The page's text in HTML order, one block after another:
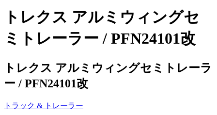
トレクス アルミウィングセ
ミトレーラー / PFN24101改
トレクス アルミウィングセミトレーラ
ー / PFN24101改
トラック & トレーラー